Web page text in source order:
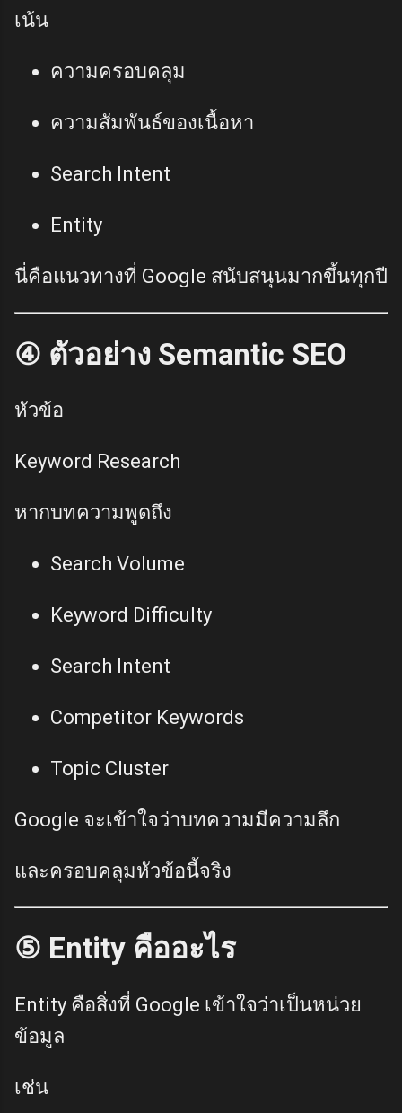
เน้น
ความครอบคลุม
ความสัมพันธ์ของเนื้อหา
Search Intent
Entity
นี่คือแนวทางที่ Google สนับสนุนมากขึ้นทุกปี
④ ตัวอย่าง Semantic SEO
หัวข้อ
Keyword Research
หากบทความพูดถึง
Search Volume
Keyword Difficulty
Search Intent
Competitor Keywords
Topic Cluster
Google จะเข้าใจว่าบทความมีความลึก
และครอบคลุมหัวข้อนี้จริง
⑤ Entity คืออะไร
Entity คือสิ่งที่ Google เข้าใจว่าเป็นหน่วย
ข้อมูล
เช่น